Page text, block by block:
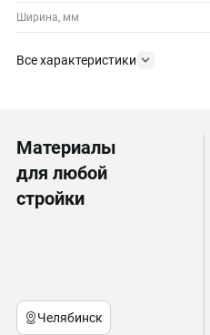
Ширина, мм
Все характеристики
Материалы
для любой
стройки
Челябинск